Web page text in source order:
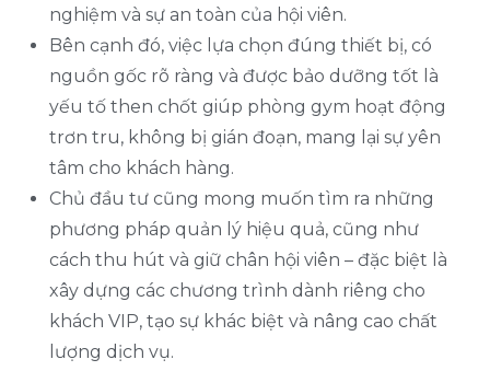
nghiệm và sự an toàn của hội viên.
Bên cạnh đó, việc lựa chọn đúng thiết bị, có
nguồn gốc rõ ràng và được bảo dưỡng tốt là
yếu tố then chốt giúp phòng gym hoạt động
trơn tru, không bị gián đoạn, mang lại sự yên
tâm cho khách hàng.
Chủ đầu tư cũng mong muốn tìm ra những
phương pháp quản lý hiệu quả, cũng như
cách thu hút và giữ chân hội viên – đặc biệt là
xây dựng các chương trình dành riêng cho
khách VIP, tạo sự khác biệt và nâng cao chất
lượng dịch vụ.